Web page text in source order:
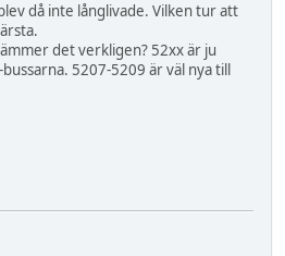
då inte långlivade. Vilken tur att
det verkligen? 52xx är ju
5207-5209 är väl nya till